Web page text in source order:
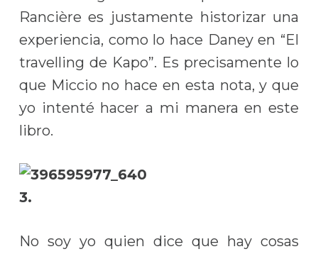
Rancière es justamente historizar una
experiencia, como lo hace Daney en “El
travelling de Kapo”. Es precisamente lo
que Miccio no hace en esta nota, y que
yo intenté hacer a mi manera en este
libro.
3.
No soy yo quien dice que hay cosas